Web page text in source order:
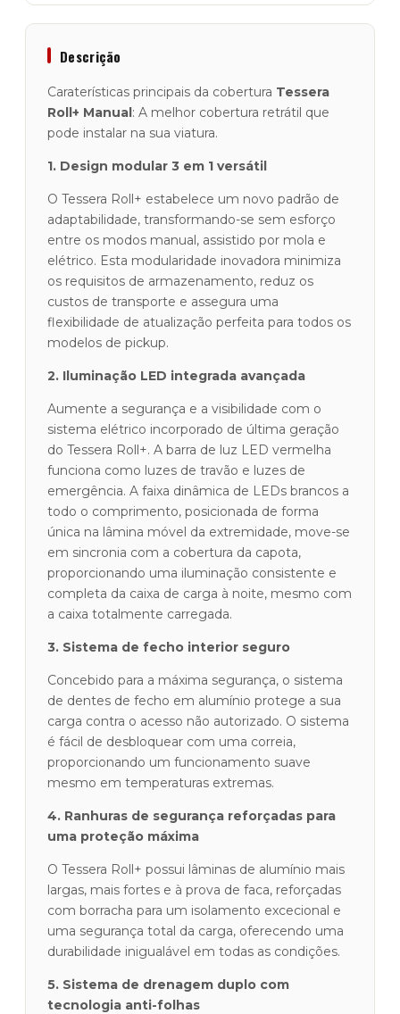
"Tessera
4x4"
Toyota
Hilux
Revo
Cabine
07/2016+
Descrição
Caraterísticas principais da cobertura Tessera
Roll+ Manual: A melhor cobertura retrátil que
pode instalar na sua viatura.
1. Design modular 3 em 1 versátil
O Tessera Roll+ estabelece um novo padrão de
adaptabilidade, transformando-se sem esforço
entre os modos manual, assistido por mola e
elétrico. Esta modularidade inovadora minimiza
os requisitos de armazenamento, reduz os
custos de transporte e assegura uma
flexibilidade de atualização perfeita para todos os
modelos de pickup.
2. Iluminação LED integrada avançada
Aumente a segurança e a visibilidade com o
sistema elétrico incorporado de última geração
do Tessera Roll+. A barra de luz LED vermelha
funciona como luzes de travão e luzes de
emergência. A faixa dinâmica de LEDs brancos a
todo o comprimento, posicionada de forma
única na lâmina móvel da extremidade, move-se
em sincronia com a cobertura da capota,
proporcionando uma iluminação consistente e
completa da caixa de carga à noite, mesmo com
a caixa totalmente carregada.
3. Sistema de fecho interior seguro
Concebido para a máxima segurança, o sistema
de dentes de fecho em alumínio protege a sua
carga contra o acesso não autorizado. O sistema
é fácil de desbloquear com uma correia,
proporcionando um funcionamento suave
mesmo em temperaturas extremas.
4. Ranhuras de segurança reforçadas para
uma proteção máxima
O Tessera Roll+ possui lâminas de alumínio mais
largas, mais fortes e à prova de faca, reforçadas
com borracha para um isolamento excecional e
uma segurança total da carga, oferecendo uma
durabilidade inigualável em todas as condições.
5. Sistema de drenagem duplo com
tecnologia anti-folhas